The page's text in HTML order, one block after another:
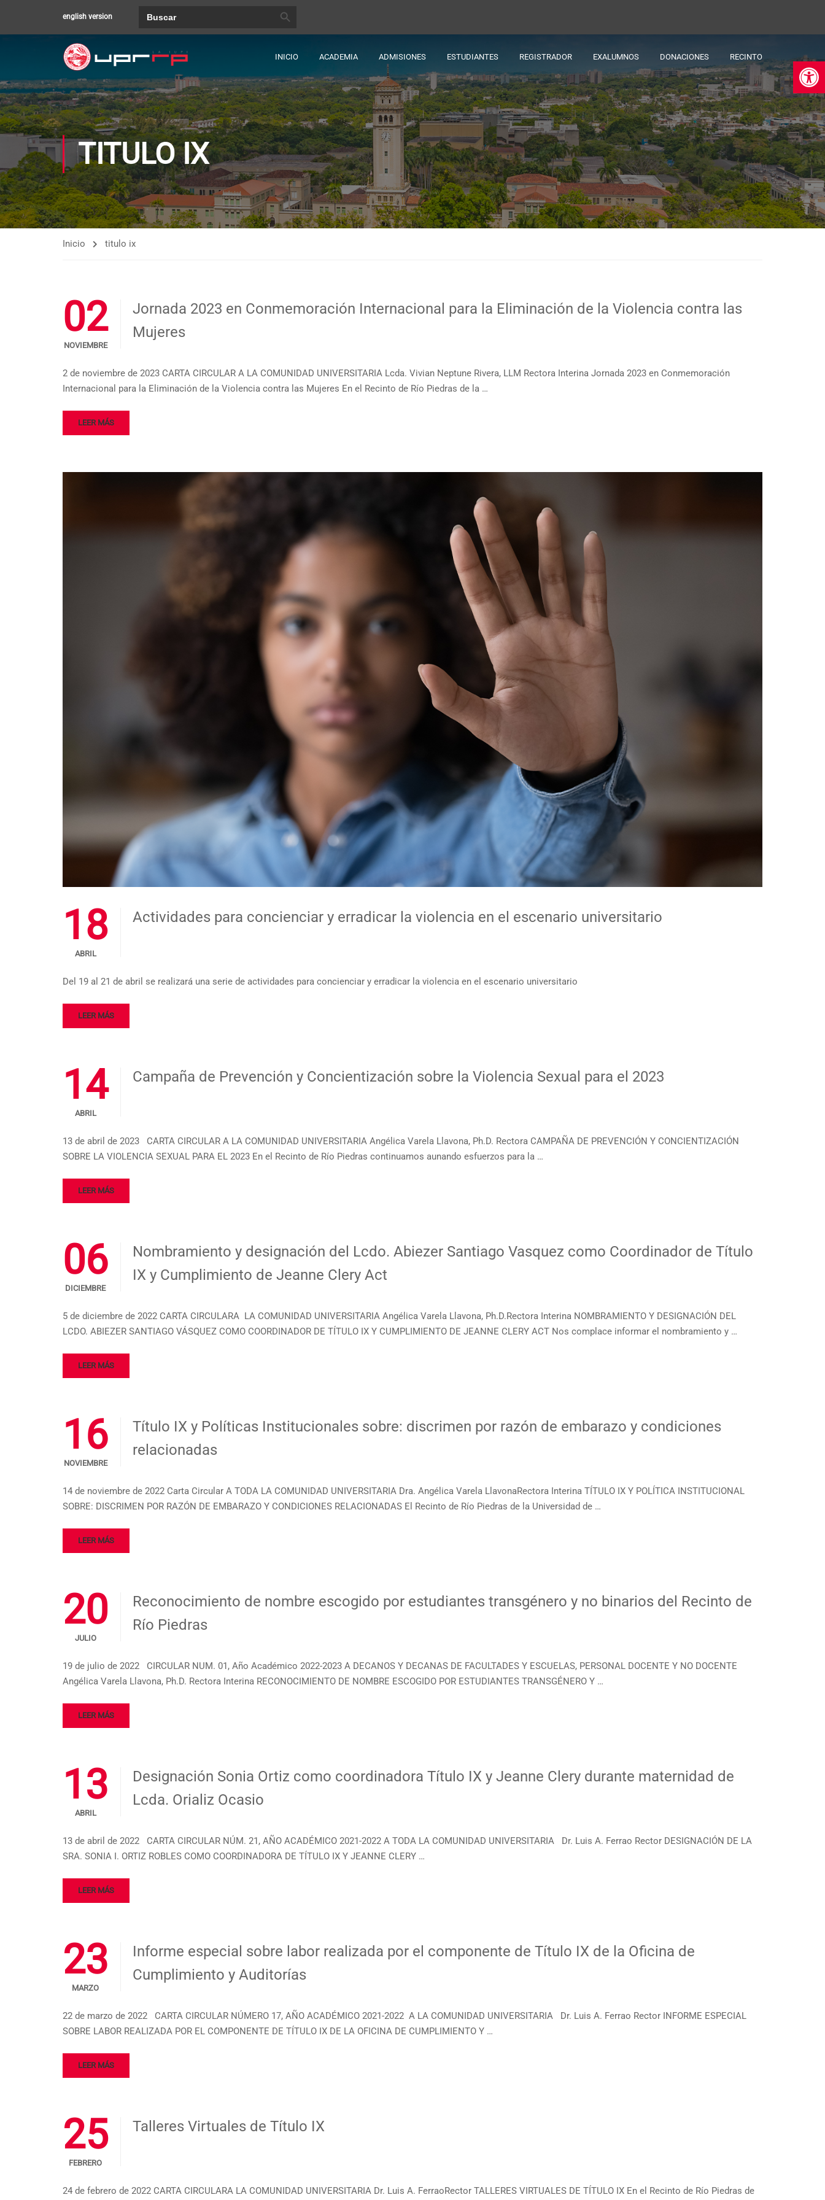
english version
INICIO ACADEMIA ADMISIONES ESTUDIANTES REGISTRADOR EXALUMNOS DONACIONES RECINTO
TITULO IX
Inicio titulo ix
02
NOVIEMBRE
Jornada 2023 en Conmemoración Internacional para la Eliminación de la Violencia contra las
Mujeres
2 de noviembre de 2023 CARTA CIRCULAR A LA COMUNIDAD UNIVERSITARIA Lcda. Vivian Neptune Rivera, LLM Rectora Interina Jornada 2023 en Conmemoración
Internacional para la Eliminación de la Violencia contra las Mujeres En el Recinto de Río Piedras de la …
LEER MÁS
18
ABRIL
Actividades para concienciar y erradicar la violencia en el escenario universitario
Del 19 al 21 de abril se realizará una serie de actividades para concienciar y erradicar la violencia en el escenario universitario
LEER MÁS
14
ABRIL
Campaña de Prevención y Concientización sobre la Violencia Sexual para el 2023
13 de abril de 2023 CARTA CIRCULAR A LA COMUNIDAD UNIVERSITARIA Angélica Varela Llavona, Ph.D. Rectora CAMPAÑA DE PREVENCIÓN Y CONCIENTIZACIÓN
SOBRE LA VIOLENCIA SEXUAL PARA EL 2023 En el Recinto de Río Piedras continuamos aunando esfuerzos para la …
LEER MÁS
06
DICIEMBRE
Nombramiento y designación del Lcdo. Abiezer Santiago Vasquez como Coordinador de Título
IX y Cumplimiento de Jeanne Clery Act
5 de diciembre de 2022 CARTA CIRCULARA LA COMUNIDAD UNIVERSITARIA Angélica Varela Llavona, Ph.D.Rectora Interina NOMBRAMIENTO Y DESIGNACIÓN DEL
LCDO. ABIEZER SANTIAGO VÁSQUEZ COMO COORDINADOR DE TÍTULO IX Y CUMPLIMIENTO DE JEANNE CLERY ACT Nos complace informar el nombramiento y …
LEER MÁS
16
NOVIEMBRE
Título IX y Políticas Institucionales sobre: discrimen por razón de embarazo y condiciones
relacionadas
14 de noviembre de 2022 Carta Circular A TODA LA COMUNIDAD UNIVERSITARIA Dra. Angélica Varela LlavonaRectora Interina TÍTULO IX Y POLÍTICA INSTITUCIONAL
SOBRE: DISCRIMEN POR RAZÓN DE EMBARAZO Y CONDICIONES RELACIONADAS El Recinto de Río Piedras de la Universidad de …
LEER MÁS
20
JULIO
Reconocimiento de nombre escogido por estudiantes transgénero y no binarios del Recinto de
Río Piedras
19 de julio de 2022 CIRCULAR NUM. 01, Año Académico 2022-2023 A DECANOS Y DECANAS DE FACULTADES Y ESCUELAS, PERSONAL DOCENTE Y NO DOCENTE
Angélica Varela Llavona, Ph.D. Rectora Interina RECONOCIMIENTO DE NOMBRE ESCOGIDO POR ESTUDIANTES TRANSGÉNERO Y …
LEER MÁS
13
ABRIL
Designación Sonia Ortiz como coordinadora Título IX y Jeanne Clery durante maternidad de
Lcda. Orializ Ocasio
13 de abril de 2022 CARTA CIRCULAR NÚM. 21, AÑO ACADÉMICO 2021-2022 A TODA LA COMUNIDAD UNIVERSITARIA Dr. Luis A. Ferrao Rector DESIGNACIÓN DE LA
SRA. SONIA I. ORTIZ ROBLES COMO COORDINADORA DE TÍTULO IX Y JEANNE CLERY …
LEER MÁS
23
MARZO
Informe especial sobre labor realizada por el componente de Título IX de la Oficina de
Cumplimiento y Auditorías
22 de marzo de 2022 CARTA CIRCULAR NÚMERO 17, AÑO ACADÉMICO 2021-2022 A LA COMUNIDAD UNIVERSITARIA Dr. Luis A. Ferrao Rector INFORME ESPECIAL
SOBRE LABOR REALIZADA POR EL COMPONENTE DE TÍTULO IX DE LA OFICINA DE CUMPLIMIENTO Y …
LEER MÁS
25
FEBRERO
Talleres Virtuales de Título IX
24 de febrero de 2022 CARTA CIRCULARA LA COMUNIDAD UNIVERSITARIA Dr. Luis A. FerraoRector TALLERES VIRTUALES DE TÍTULO IX En el Recinto de Río Piedras de